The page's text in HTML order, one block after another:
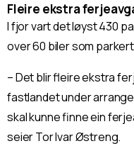
Fleire ekstra
I fjor vart det løyst 430
over 60 biler som
– Det blir fleire ekstra
fastlandet under
skal kunne finne ein
seier Tor Ivar Østreng.